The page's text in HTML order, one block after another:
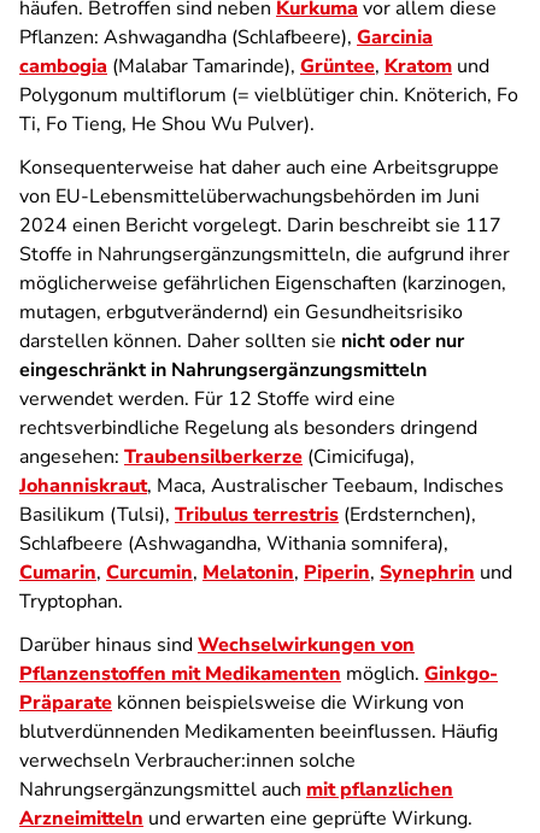
häufen. Betroffen sind neben Kurkuma vor allem diese
Pflanzen: Ashwagandha (Schlafbeere), Garcinia
cambogia (Malabar Tamarinde), Grüntee, Kratom und
Polygonum multiflorum (= vielblütiger chin. Knöterich, Fo
Ti, Fo Tieng, He Shou Wu Pulver).
Konsequenterweise hat daher auch eine Arbeitsgruppe
von EU-Lebensmittelüberwachungsbehörden im Juni
2024 einen Bericht vorgelegt. Darin beschreibt sie 117
Stoffe in Nahrungsergänzungsmitteln, die aufgrund ihrer
möglicherweise gefährlichen Eigenschaften (karzinogen,
mutagen, erbgutverändernd) ein Gesundheitsrisiko
darstellen können. Daher sollten sie nicht oder nur
eingeschränkt in Nahrungsergänzungsmitteln
verwendet werden. Für 12 Stoffe wird eine
rechtsverbindliche Regelung als besonders dringend
angesehen: Traubensilberkerze (Cimicifuga),
Johanniskraut, Maca, Australischer Teebaum, Indisches
Basilikum (Tulsi), Tribulus terrestris (Erdsternchen),
Schlafbeere (Ashwagandha, Withania somnifera),
Cumarin, Curcumin, Melatonin, Piperin, Synephrin und
Tryptophan.
Darüber hinaus sindWechselwirkungen von
Pflanzenstoffen mit Medikamenten möglich. Ginkgo-
Präparate können beispielsweise die Wirkung von
blutverdünnenden Medikamenten beeinflussen. Häufig
verwechseln Verbraucher:innen solche
Nahrungsergänzungsmittel auch mit pflanzlichen
Arzneimitteln und erwarten eine geprüfte Wirkung.